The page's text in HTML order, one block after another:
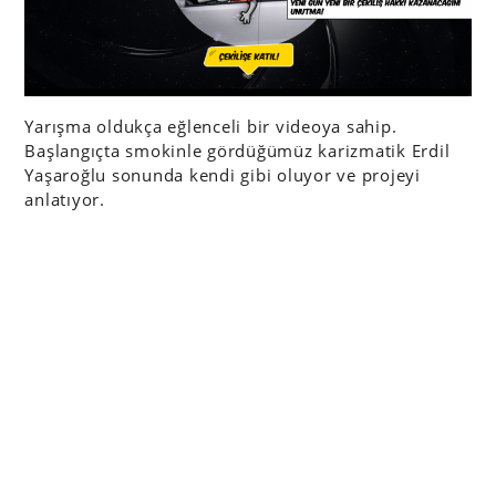
Yarışma oldukça eğlenceli bir videoya sahip.
Başlangıçta smokinle gördüğümüz karizmatik Erdil
Yaşaroğlu sonunda kendi gibi oluyor ve projeyi
anlatıyor.